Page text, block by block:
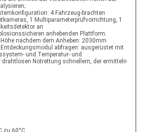
4 Fahrzeug-brachten
1 Multiparameterprüfvorrichtung, 1
an
anhebenden Plattform:
nachdem dem Anheben: 2030mm
abfragen: ausgerüstet mit
und Temperatur- und
drahtlosen Notrettung schnellem, der ermitteln